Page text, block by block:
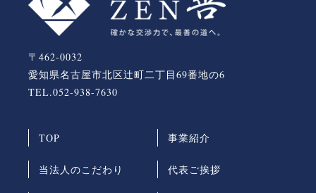
〒462-0032
愛知県名古屋市北区辻町二丁目69番地の6
TEL.052-938-7630
TOP 事業紹介
当法人のこだわり 代表ご挨拶